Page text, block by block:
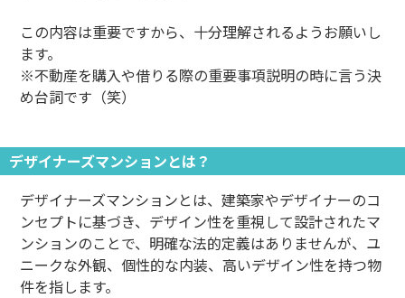
この内容は重要ですから、十分理解されるようお願いし
ます。
※不動産を購入や借りる際の重要事項説明の時に言う決
め台詞です（笑）
デザイナーズマンションとは？
デザイナーズマンションとは、建築家やデザイナーのコ
ンセプトに基づき、デザイン性を重視して設計されたマ
ンションのことで、明確な法的定義はありませんが、ユ
ニークな外観、個性的な内装、高いデザイン性を持つ物
件を指します。